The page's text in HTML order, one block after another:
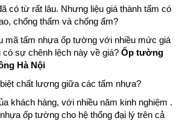
có từ rất lâu. Nhưng liệu giá thành tấm có
chống thấm và chống ẩm?
mã tấm nhựa ốp tường với nhiều mức giá
có sự chênh lệch này về giá? Ốp tường
Hà Nội
chất lượng giữa các tấm nhựa?
khách hàng, với nhiều năm kinh nghiệm .
ốp tường cho hệ thống đại lý trên cả